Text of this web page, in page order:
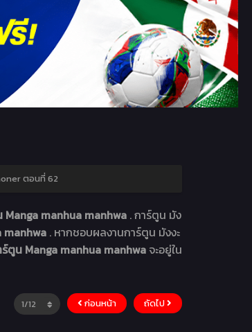
ตอนที่ 62
manhua manhwa . การ์ตูน มัง
manhwa . หากชอบผลงานการ์ตูน มังงะ
ตูน Manga manhua manhwa จะอยู่ใน
ก่อนหน้า ถัดไป